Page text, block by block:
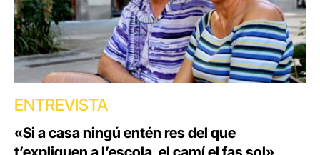
ENTREVISTA
«Si a casa ningú entén res del que